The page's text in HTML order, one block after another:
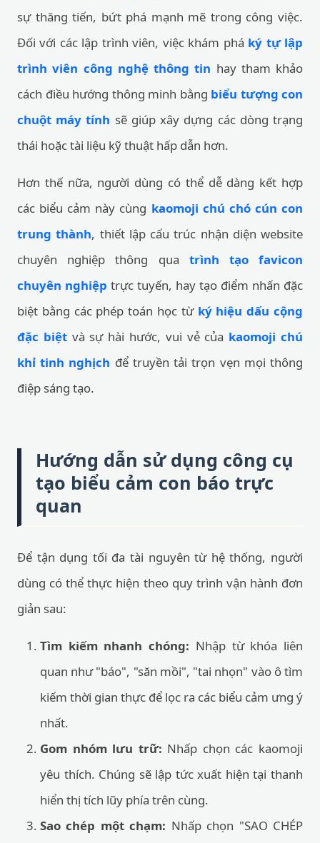
sự thăng tiến, bứt phá mạnh mẽ trong công việc.
Đối với các lập trình viên, việc khám phá ký tự lập
trình viên công nghệ thông tin hay tham khảo
cách điều hướng thông minh bằng biểu tượng con
chuột máy tính sẽ giúp xây dựng các dòng trạng
thái hoặc tài liệu kỹ thuật hấp dẫn hơn.
Hơn thế nữa, người dùng có thể dễ dàng kết hợp
các biểu cảm này cùng kaomoji chú chó cún con
trung thành, thiết lập cấu trúc nhận diện website
chuyên nghiệp thông qua trình tạo favicon
chuyên nghiệp trực tuyến, hay tạo điểm nhấn đặc
biệt bằng các phép toán học từ ký hiệu dấu cộng
đặc biệtvà sự hài hước, vui vẻ của kaomoji chú
khỉ tinh nghịch để truyền tải trọn vẹn mọi thông
điệp sáng tạo.
Hướng dẫn sử dụng công cụ
tạo biểu cảm con báo trực
quan
Để tận dụng tối đa tài nguyên từ hệ thống, người
dùng có thể thực hiện theo quy trình vận hành đơn
giản sau:
Tìm kiếm nhanh chóng: Nhập từ khóa liên
quan như "báo", "săn mồi", "tai nhọn" vào ô tìm
kiếm thời gian thực để lọc ra các biểu cảm ưng ý
nhất.
Gom nhóm lưu trữ: Nhấp chọn các kaomoji
yêu thích. Chúng sẽ lập tức xuất hiện tại thanh
hiển thị tích lũy phía trên cùng.
Sao chép một chạm: Nhấp chọn "SAO CHÉP